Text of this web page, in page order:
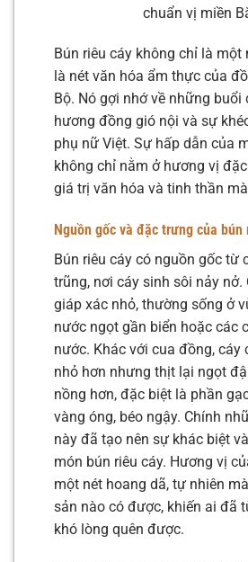
chuẩn vị miền
Bún riêu cáy không chỉ là một
là nét văn hóa ẩm thực của
Bộ. Nó gợi nhớ về những buổi
hương đồng gió nội và sự
phụ nữ Việt. Sự hấp dẫn của
không chỉ nằm ở hương vị
giá trị văn hóa và tinh thần
Nguồn gốc và đặc trưng của bún
Bún riêu cáy có nguồn gốc từ
trũng, nơi cáy sinh sôi nảy nở.
giáp xác nhỏ, thường sống ở
nước ngọt gần biển hoặc các
nước. Khác với cua đồng, cáy
nhỏ hơn nhưng thịt lại ngọt
nồng hơn, đặc biệt là phần
vàng óng, béo ngậy. Chính
này đã tạo nên sự khác biệt
món bún riêu cáy. Hương vị
một nét hoang dã, tự nhiên
sản nào có được, khiến ai đã
khó lòng quên được.